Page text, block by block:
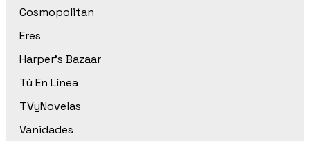
Cosmopolitan
Eres
Harper’s Bazaar
Tú En Línea
TVyNovelas
Vanidades